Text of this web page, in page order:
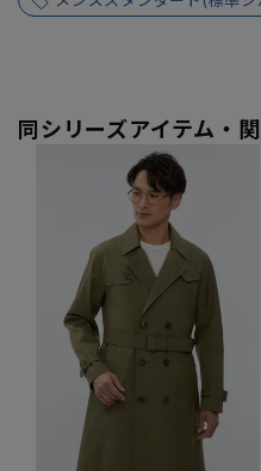
同シリーズアイテム・